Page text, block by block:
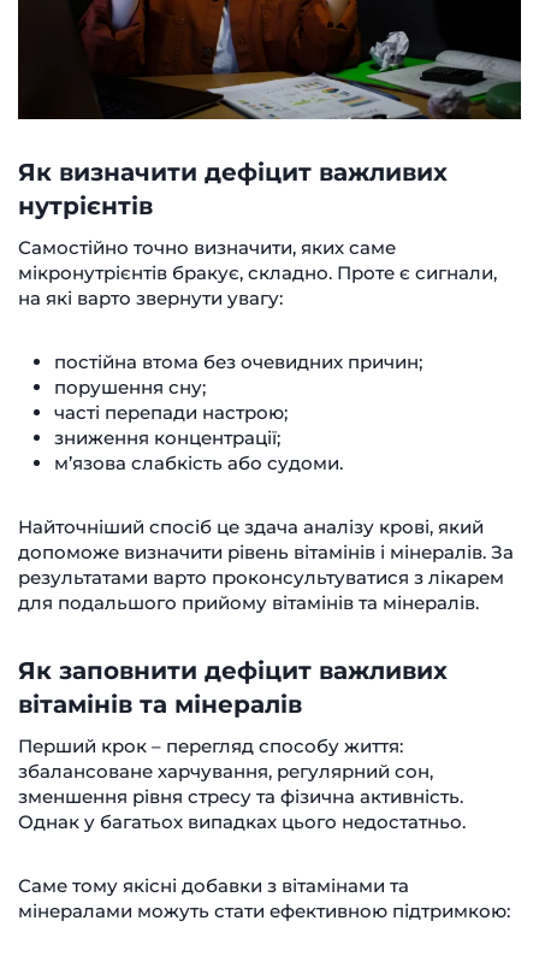
Як визначити дефіцит важливих
нутрієнтів
Самостійно точно визначити, яких саме
мікронутрієнтів бракує, складно. Проте є сигнали,
на які варто звернути увагу:
постійна втома без очевидних причин;
порушення сну;
часті перепади настрою;
зниження концентрації;
м’язова слабкість або судоми.
Найточніший спосіб це здача аналізу крові, який
допоможе визначити рівень вітамінів і мінералів. За
результатами варто проконсультуватися з лікарем
для подальшого прийому вітамінів та мінералів.
Як заповнити дефіцит важливих
вітамінів та мінералів
Перший крок – перегляд способу життя:
збалансоване харчування, регулярний сон,
зменшення рівня стресу та фізична активність.
Однак у багатьох випадках цього недостатньо.
Саме тому якісні добавки з вітамінами та
мінералами можуть стати ефективною підтримкою: